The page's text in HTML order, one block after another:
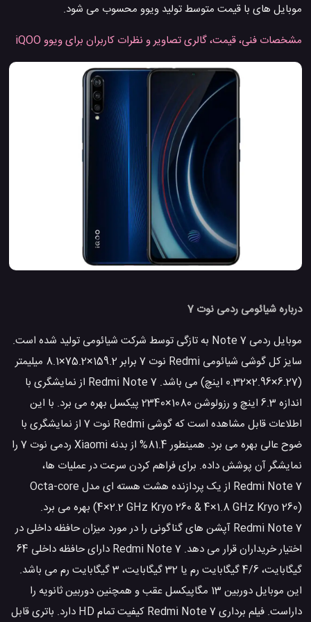
موبایل های با قیمت متوسط تولید ویوو محسوب می شود.
مشخصات فنی، قیمت، گالری تصاویر و نظرات کاربران برای ویوو iQOO
درباره شیائومی ردمی نوت 7
موبایل ردمی Note 7 به تازگی توسط شرکت شیائومی تولید شده است.
سایز کل گوشی شیائومی Redmi نوت 7 برابر 159.2×75.2×8.1 میلیمتر
(6.27×2.96×0.32 اینچ) می باشد. Redmi Note 7 از نمایشگری با
اندازه 6.3 اینچ و رزولوشن 1080×2340 پیکسل بهره می برد. با این
اطلاعات قابل مشاهده است که گوشی Redmi نوت 7 از نمایشگری با
ضوح عالی بهره می برد. همینطور 81.4% از بدنه Xiaomi ردمی نوت 7 را
نمایشگر آن پوشش داده. برای فراهم کردن سرعت در عملیات ها،
Redmi Note 7 از یک پردازنده هشت هسته ای مدل Octa-core
(4×2.2 GHz Kryo 260 & 4×1.8 GHz Kryo 260) بهره می برد.
Redmi Note 7 آپشن های گناگونی را در مورد میزان حافظه داخلی در
اختیار خریداران قرار می دهد. Redmi Note 7 دارای حافظه داخلی 64
گیگابایت، 4/6 گیگابایت رم یا 32 گیگابایت، 3 گیگابایت رم می باشد.
این موبایل دوربین 13 مگاپیکسل عقب و همچنین دوربین ثانویه را
داراست. فیلم برداری Redmi Note 7 کیفیت تمام HD دارد. باتری قابل